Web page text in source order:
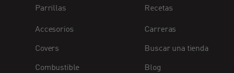
Parrillas
Accesorios
Covers
Combustible
Recetas
Carreras
Buscar una tienda
Blog